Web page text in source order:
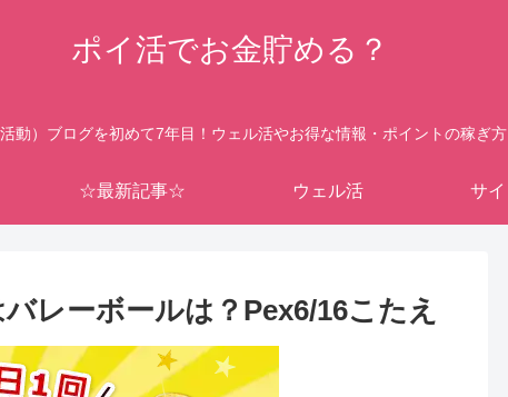
ポイ活でお金貯める？
動）ブログを初めて7年目！ウェル活やお得な情報・ポイントの稼ぎ方
☆最新記事☆ ウェル活 サ
レーボールは？Pex6/16こたえ